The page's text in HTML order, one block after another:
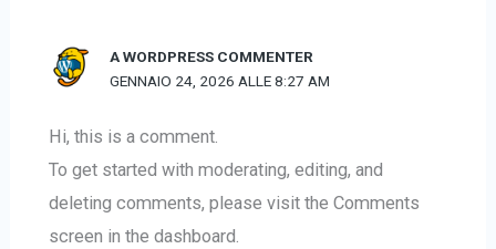
A WORDPRESS COMMENTER
GENNAIO 24, 2026 ALLE 8:27 AM
Hi, this is a comment.
To get started with moderating, editing, and
deleting comments, please visit the Comments
screen in the dashboard.